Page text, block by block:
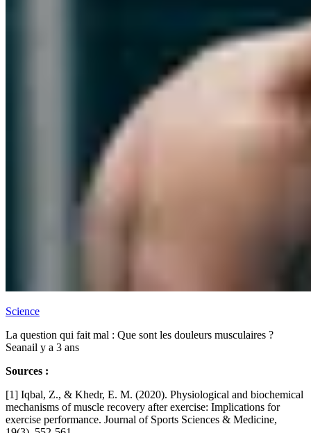
Science
La question qui fait mal : Que sont les douleurs musculaires ?
Seanail y a 3 ans
Sources :
[1] Iqbal, Z., & Khedr, E. M. (2020). Physiological and biochemical
mechanisms of muscle recovery after exercise: Implications for
exercise performance. Journal of Sports Sciences & Medicine,